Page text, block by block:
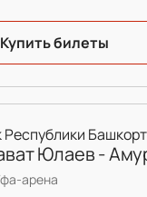
Купить билеты
Республики
Юлаев -
арена